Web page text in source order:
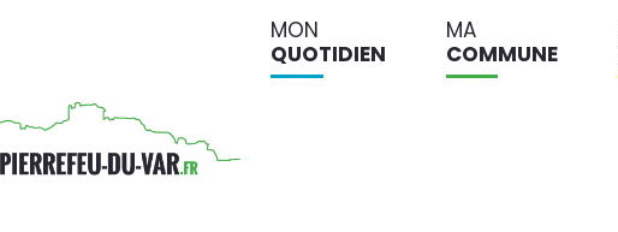
MON
QUOTIDIEN
MA
COMMUNE